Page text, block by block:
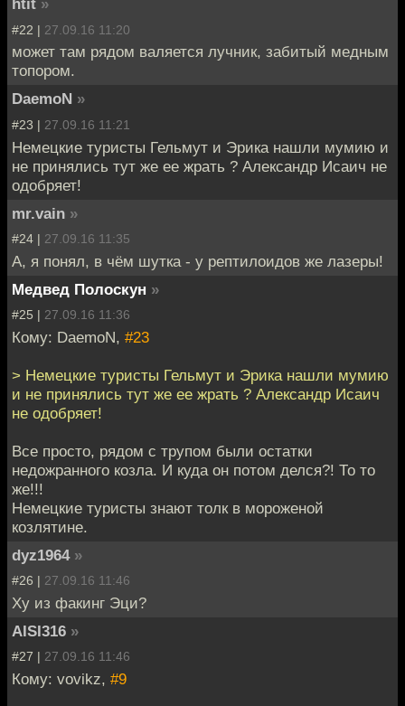
htit »
#22 | 27.09.16 11:20
может там рядом валяется лучник, забитый медным
топором.
DaemoN »
#23 | 27.09.16 11:21
Немецкие туристы Гельмут и Эрика нашли мумию и
не принялись тут же ее жрать ? Александр Исаич не
одобряет!
mr.vain »
#24 | 27.09.16 11:35
А, я понял, в чём шутка - у рептилоидов же лазеры!
Медвед Полоскун »
#25 | 27.09.16 11:36
Кому: DaemoN, #23
> Немецкие туристы Гельмут и Эрика нашли мумию
и не принялись тут же ее жрать ? Александр Исаич
не одобряет!
Все просто, рядом с трупом были остатки
недожранного козла. И куда он потом делся?! То то
же!!!
Немецкие туристы знают толк в мороженой
козлятине.
dyz1964 »
#26 | 27.09.16 11:46
Ху из факинг Эци?
AISI316 »
#27 | 27.09.16 11:46
Кому: vovikz, #9